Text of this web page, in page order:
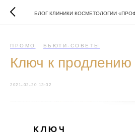
БЛОГ КЛИНИКИ КОСМЕТОЛОГИИ
ПРОМО БЬЮТИ-СОВЕТЫ
Ключ к продлению
2021-02-20 13:32